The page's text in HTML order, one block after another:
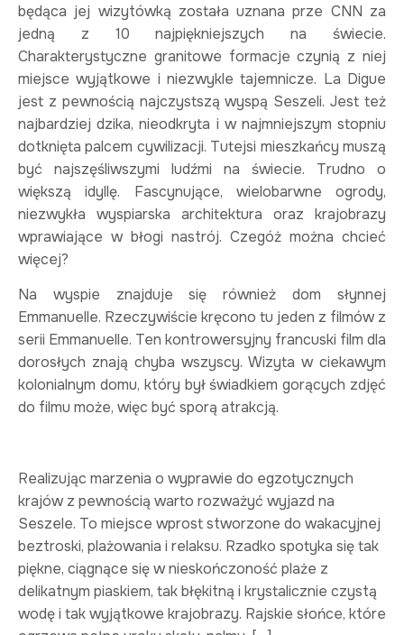
będąca jej wizytówką została uznana prze CNN za
jedną z 10 najpiękniejszych na świecie.
Charakterystyczne granitowe formacje czynią z niej
miejsce wyjątkowe i niezwykle tajemnicze. La Digue
jest z pewnością najczystszą wyspą Seszeli. Jest też
najbardziej dzika, nieodkryta i w najmniejszym stopniu
dotknięta palcem cywilizacji. Tutejsi mieszkańcy muszą
być najszęśliwszymi ludźmi na świecie. Trudno o
większą idyllę. Fascynujące, wielobarwne ogrody,
niezwykła wyspiarska architektura oraz krajobrazy
wprawiające w błogi nastrój. Czegóż można chcieć
więcej?
Na wyspie znajduje się również dom słynnej
Emmanuelle. Rzeczywiście kręcono tu jeden z filmów z
serii Emmanuelle. Ten kontrowersyjny francuski film dla
dorosłych znają chyba wszyscy. Wizyta w ciekawym
kolonialnym domu, który był świadkiem gorących zdjęć
do filmu może, więc być sporą atrakcją.
Realizując marzenia o wyprawie do egzotycznych
krajów z pewnością warto rozważyć wyjazd na
Seszele. To miejsce wprost stworzone do wakacyjnej
beztroski, plażowania i relaksu. Rzadko spotyka się tak
piękne, ciągnące się w nieskończoność plaże z
delikatnym piaskiem, tak błękitną i krystalicznie czystą
wodę i tak wyjątkowe krajobrazy. Rajskie słońce, które